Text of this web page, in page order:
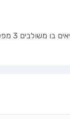
3 מפלסי מסחר